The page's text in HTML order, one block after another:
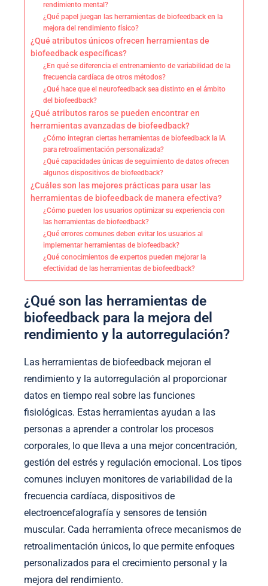
rendimiento mental?
¿Qué papel juegan las herramientas de biofeedback en la
mejora del rendimiento físico?
¿Qué atributos únicos ofrecen herramientas de
biofeedback específicas?
¿En qué se diferencia el entrenamiento de variabilidad de la
frecuencia cardíaca de otros métodos?
¿Qué hace que el neurofeedback sea distinto en el ámbito
del biofeedback?
¿Qué atributos raros se pueden encontrar en
herramientas avanzadas de biofeedback?
¿Cómo integran ciertas herramientas de biofeedback la IA
para retroalimentación personalizada?
¿Qué capacidades únicas de seguimiento de datos ofrecen
algunos dispositivos de biofeedback?
¿Cuáles son las mejores prácticas para usar las
herramientas de biofeedback de manera efectiva?
¿Cómo pueden los usuarios optimizar su experiencia con
las herramientas de biofeedback?
¿Qué errores comunes deben evitar los usuarios al
implementar herramientas de biofeedback?
¿Qué conocimientos de expertos pueden mejorar la
efectividad de las herramientas de biofeedback?
¿Qué son las herramientas de
biofeedback para la mejora del
rendimiento y la autorregulación?
Las herramientas de biofeedback mejoran el
rendimiento y la autorregulación al proporcionar
datos en tiempo real sobre las funciones
fisiológicas. Estas herramientas ayudan a las
personas a aprender a controlar los procesos
corporales, lo que lleva a una mejor concentración,
gestión del estrés y regulación emocional. Los tipos
comunes incluyen monitores de variabilidad de la
frecuencia cardíaca, dispositivos de
electroencefalografía y sensores de tensión
muscular. Cada herramienta ofrece mecanismos de
retroalimentación únicos, lo que permite enfoques
personalizados para el crecimiento personal y la
mejora del rendimiento.